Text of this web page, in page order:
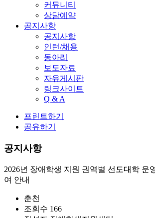
커뮤니티
상담예약
공지사항
공지사항
인턴/채용
동아리
보도자료
자유게시판
링크사이트
Q & A
프린트하기
공유하기
공지사항
2026년 장애학생 지원 권역별 선도대학 운
여 안내
춘천
조회수 166